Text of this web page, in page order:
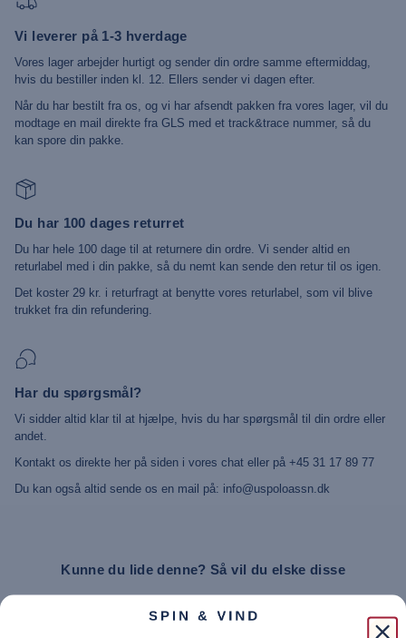
Vi leverer på 1-3 hverdage
Vores lager arbejder hurtigt og sender din ordre samme eftermiddag,
hvis du bestiller inden kl. 12. Ellers sender vi dagen efter.
Når du har bestilt fra os, og vi har afsendt pakken fra vores lager, vil du
modtage en mail direkte fra GLS med et track&trace nummer, så du
kan spore din pakke.
Du har 100 dages returret
Du har hele 100 dage til at returnere din ordre. Vi sender altid en
returlabel med i din pakke, så du nemt kan sende den retur til os igen.
Det koster 29 kr. i returfragt at benytte vores returlabel, som vil blive
trukket fra din refundering.
Har du spørgsmål?
Vi sidder altid klar til at hjælpe, hvis du har spørgsmål til din ordre eller
andet.
Kontakt os direkte her på siden i vores chat eller på +45 31 17 89 77
Du kan også altid sende os en mail på: info@uspoloassn.dk
Kunne du lide denne? Så vil du elske disse